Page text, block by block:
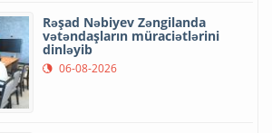
Rəşad Nəbiyev Zəngilanda
vətəndaşların müraciətlərini
dinləyib
06-08-2026